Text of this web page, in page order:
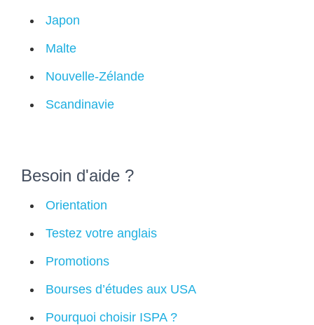
Japon
Malte
Nouvelle-Zélande
Scandinavie
Besoin d'aide ?
Orientation
Testez votre anglais
Promotions
Bourses d’études aux USA
Pourquoi choisir ISPA ?